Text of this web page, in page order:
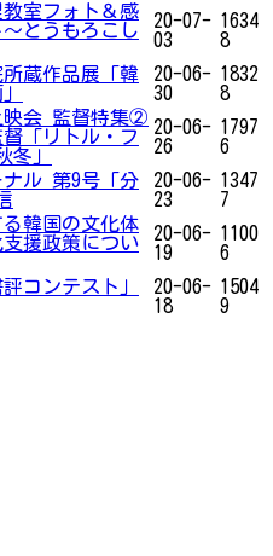
室フォト＆感
とうもろこし
20-07-
03
1634
8
蔵作品展「韓
20-06-
30
1832
8
映会 監督特集②
「リトル・フ
冬」
20-06-
26
1797
6
ル 第9号「分
20-06-
23
1347
7
る韓国の文化体
援政策につい
20-06-
19
1100
6
コンテスト」
20-06-
18
1504
9